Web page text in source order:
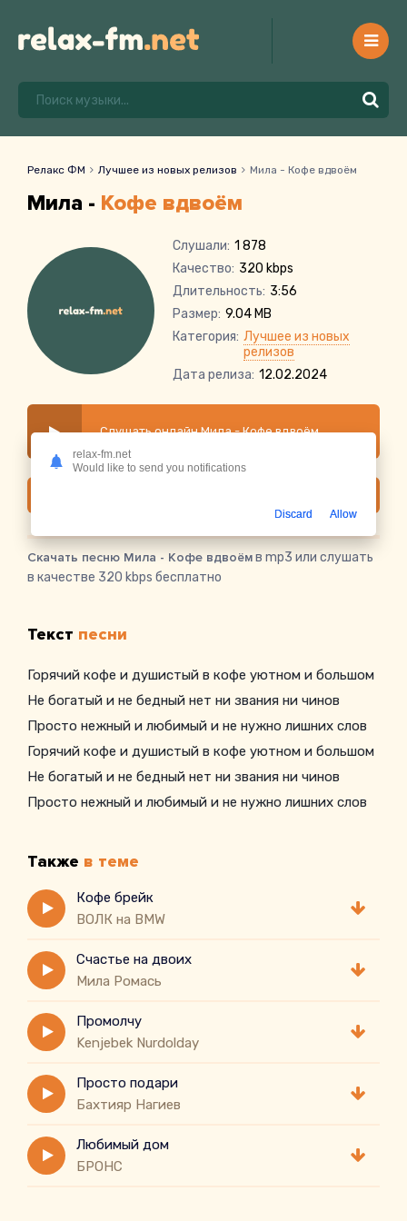
Релакс ФМ Лучшее из новых релизов Мила - Кофе вдвоём
Мила - Кофе вдвоём
Слушали: 1 878
Качество: 320 kbps
Длительность: 3:56
Размер: 9.04 MB
Категория: Лучшее из новых
релизов
Дата релиза: 12.02.2024
Слушать онлайн Мила - Кофе вдвоём
Скачать песню Мила - Кофе вдвоёмв mp3 или слушать
в качестве 320 kbps бесплатно
Текст песни
Горячий кофе и душистый в кофе уютном и большом
Не богатый и не бедный нет ни звания ни чинов
Просто нежный и любимый и не нужно лишних слов
Горячий кофе и душистый в кофе уютном и большом
Не богатый и не бедный нет ни звания ни чинов
Просто нежный и любимый и не нужно лишних слов
Также в теме
Кофе брейк
ВОЛК на BMW
Счастье на двоих
Мила Ромась
Промолчу
Kenjebek Nurdolday
Просто подари
Бахтияр Нагиев
Любимый дом
БРОНС
relax-fm.net
Would like to send you notifications
Discard Allow